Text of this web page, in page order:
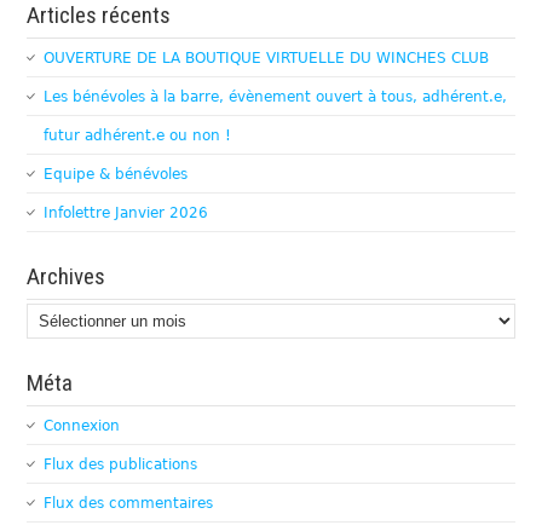
Articles récents
OUVERTURE DE LA BOUTIQUE VIRTUELLE DU WINCHES CLUB
Les bénévoles à la barre, évènement ouvert à tous, adhérent.e,
futur adhérent.e ou non !
Equipe & bénévoles
Infolettre Janvier 2026
Archives
Archives
Méta
Connexion
Flux des publications
Flux des commentaires